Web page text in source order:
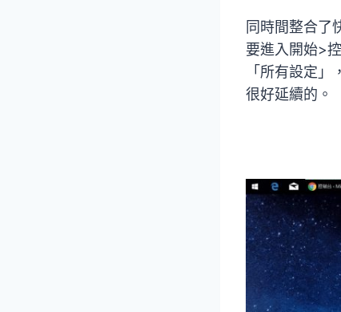
同時間整合了
要進入開始>
「所有設定
很好延續的。